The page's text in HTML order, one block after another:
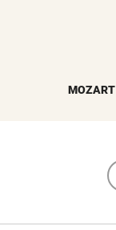
MOZART